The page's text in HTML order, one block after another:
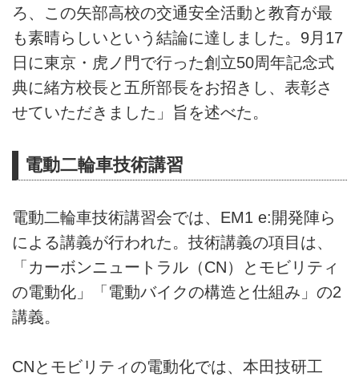
ろ、この矢部高校の交通安全活動と教育が最
も素晴らしいという結論に達しました。9月17
日に東京・虎ノ門で行った創立50周年記念式
典に緒方校長と五所部長をお招きし、表彰さ
せていただきました」旨を述べた。
電動二輪車技術講習
電動二輪車技術講習会では、EM1 e:開発陣ら
による講義が行われた。技術講義の項目は、
「カーボンニュートラル（CN）とモビリティ
の電動化」「電動バイクの構造と仕組み」の2
講義。
CNとモビリティの電動化では、本田技研工